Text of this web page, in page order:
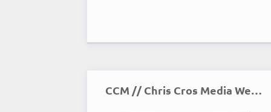
CCM // Chris Cros Media Werbeagentur & Fotostudio